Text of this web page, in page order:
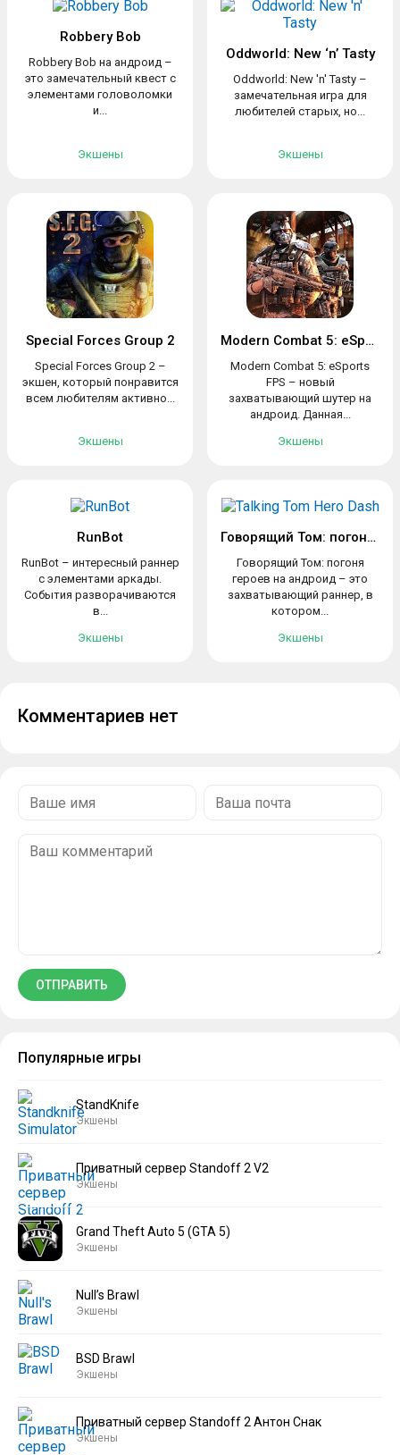
Robbery Bob
Robbery Bob на андроид –
это замечательный квест с
элементами головоломки
и...
Экшены
Oddworld: New ‘n’ Tasty
Oddworld: New 'n' Tasty –
замечательная игра для
любителей старых, но...
Экшены
Special Forces Group 2
Special Forces Group 2 –
экшен, который понравится
всем любителям активно...
Экшены
Modern Combat 5: eSports FPS
Modern Combat 5: eSports
FPS – новый
захватывающий шутер на
андроид. Данная...
Экшены
RunBot
RunBot – интересный раннер
с элементами аркады.
События разворачиваются
в...
Экшены
Говорящий Том: погоня героев
Говорящий Том: погоня
героев на андроид – это
захватывающий раннер, в
котором...
Экшены
Комментариев нет
Популярные игры
StandKnife
Экшены
Приватный сервер Standoff 2 V2
Экшены
Grand Theft Auto 5 (GTA 5)
Экшены
Null’s Brawl
Экшены
BSD Brawl
Экшены
Приватный сервер Standoff 2 Антон Снак
Экшены